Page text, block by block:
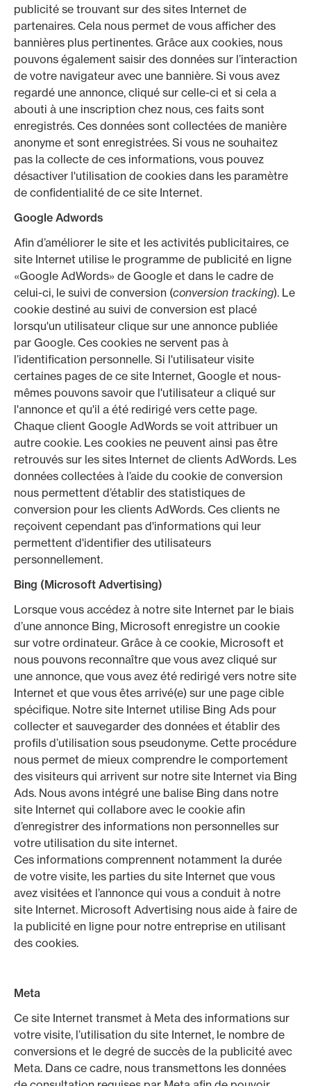
publicité se trouvant sur des sites Internet de
partenaires. Cela nous permet de vous afficher des
bannières plus pertinentes. Grâce aux cookies, nous
pouvons également saisir des données sur l’interaction
de votre navigateur avec une bannière. Si vous avez
regardé une annonce, cliqué sur celle-ci et si cela a
abouti à une inscription chez nous, ces faits sont
enregistrés. Ces données sont collectées de manière
anonyme et sont enregistrées. Si vous ne souhaitez
pas la collecte de ces informations, vous pouvez
désactiver l'utilisation de cookies dans les paramètre
de confidentialité de ce site Internet.
Google Adwords
Afin d’améliorer le site et les activités publicitaires, ce
site Internet utilise le programme de publicité en ligne
«Google AdWords» de Google et dans le cadre de
celui-ci, le suivi de conversion (conversion tracking). Le
cookie destiné au suivi de conversion est placé
lorsqu'un utilisateur clique sur une annonce publiée
par Google. Ces cookies ne servent pas à
l’identification personnelle. Si l'utilisateur visite
certaines pages de ce site Internet, Google et nous-
mêmes pouvons savoir que l'utilisateur a cliqué sur
l'annonce et qu'il a été redirigé vers cette page.
Chaque client Google AdWords se voit attribuer un
autre cookie. Les cookies ne peuvent ainsi pas être
retrouvés sur les sites Internet de clients AdWords. Les
données collectées à l’aide du cookie de conversion
nous permettent d’établir des statistiques de
conversion pour les clients AdWords. Ces clients ne
reçoivent cependant pas d'informations qui leur
permettent d'identifier des utilisateurs
personnellement.
Bing (Microsoft Advertising)
Lorsque vous accédez à notre site Internet par le biais
d’une annonce Bing, Microsoft enregistre un cookie
sur votre ordinateur. Grâce à ce cookie, Microsoft et
nous pouvons reconnaître que vous avez cliqué sur
une annonce, que vous avez été redirigé vers notre site
Internet et que vous êtes arrivé(e) sur une page cible
spécifique. Notre site Internet utilise Bing Ads pour
collecter et sauvegarder des données et établir des
profils d’utilisation sous pseudonyme. Cette procédure
nous permet de mieux comprendre le comportement
des visiteurs qui arrivent sur notre site Internet via Bing
Ads. Nous avons intégré une balise Bing dans notre
site Internet qui collabore avec le cookie afin
d’enregistrer des informations non personnelles sur
votre utilisation du site internet.
Ces informations comprennent notamment la durée
de votre visite, les parties du site Internet que vous
avez visitées et l’annonce qui vous a conduit à notre
site Internet. Microsoft Advertising nous aide à faire de
la publicité en ligne pour notre entreprise en utilisant
des cookies.
Meta
Ce site Internet transmet à Meta des informations sur
votre visite, l’utilisation du site Internet, le nombre de
conversions et le degré de succès de la publicité avec
Meta. Dans ce cadre, nous transmettons les données